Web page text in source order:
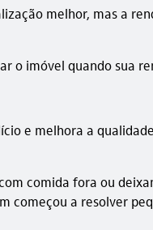
melhor, mas a
o imóvel quando sua
e melhora a
comida fora ou
começou a resolver